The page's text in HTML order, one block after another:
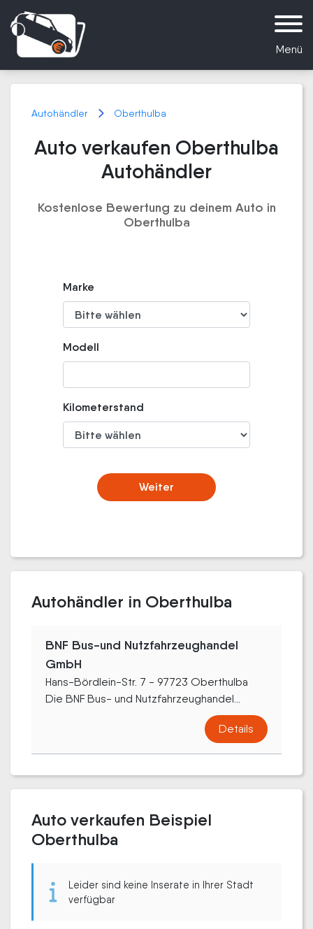
Menü
Autohändler Oberthulba
Auto verkaufen Oberthulba
Autohändler
Kostenlose Bewertung zu deinem Auto in
Oberthulba
Marke
Modell
Kilometerstand
Weiter
Autohändler in Oberthulba
BNF Bus-und Nutzfahrzeughandel
GmbH
Hans-Bördlein-Str. 7 - 97723 Oberthulba
Die BNF Bus- und Nutzfahrzeughandel...
Details
Auto verkaufen Beispiel
Oberthulba
Leider sind keine Inserate in Ihrer Stadt
verfügbar